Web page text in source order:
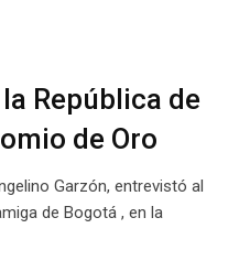
República de
de Oro
Garzón, entrevistó al
de Bogotá , en la